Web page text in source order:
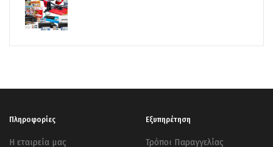
Πληροφορίες
Η εταιρεία μας
Εξυπηρέτηση
Τρόποι Παραγγελίας